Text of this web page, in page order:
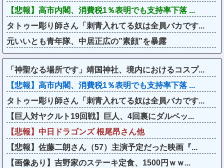
【悲報】高市内閣、消費税1％表明でも支持率下落 ...
タトゥー彫り師さん「刺青入れてる奴は全員バカです...
元いいとも青年隊、中居正広の”素顔”を暴露
「神聖なる場所です」靖国神社、境内におけるコスプ...
【悲報】高市内閣、消費税1％表明でも支持率下落 ...
タトゥー彫り師さん「刺青入れてる奴は全員バカです...
【巨人対ヤクルト19回戦】巨人、4回裏にダルベッ...
【悲報】中日ドラゴンズ 根尾昂さん他
【悲報】佐藤二朗さん（57）主演予定だった映画『...
【画像あり】吉野家のステーキ定食、1500円ｗｗ...